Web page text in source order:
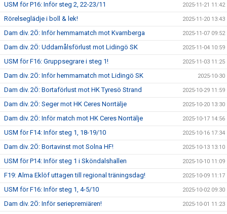
USM för P16: Inför steg 2, 22-23/11 2025-11-21 11:42
Rörelseglädje i boll & lek! 2025-11-20 13:43
Dam div. 2Ö: Inför hemmamatch mot Kvarnberga 2025-11-07 09:52
Dam div. 2Ö: Uddamålsförlust mot Lidingö SK 2025-11-04 10:59
USM för F16: Gruppsegrare i steg 1! 2025-11-03 11:25
Dam div. 2Ö: Inför hemmamatch mot Lidingö SK 2025-10-30
Dam div. 2Ö: Bortaförlust mot HK Tyresö Strand 2025-10-29 11:59
Dam div. 2Ö: Seger mot HK Ceres Norrtälje 2025-10-20 13:30
Dam div. 2Ö: Inför match mot HK Ceres Norrtälje 2025-10-17 14:56
USM för F14: Inför steg 1, 18-19/10 2025-10-16 17:34
Dam div. 2Ö: Bortavinst mot Solna HF! 2025-10-13 13:10
USM för P14: Inför steg 1 i Sköndalshallen 2025-10-10 11:09
F19: Alma Eklöf uttagen till regional träningsdag! 2025-10-09 11:17
USM för F16: Inför steg 1, 4-5/10 2025-10-02 09:30
Dam div. 2Ö: Inför seriepremiären! 2025-10-01 11:23